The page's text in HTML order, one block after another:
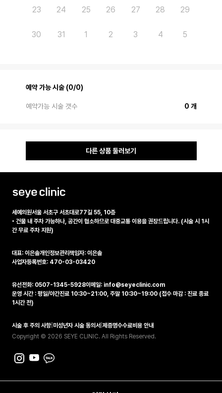
23 24 25 26 27 28 29
30 31 1 2 3 4 5
예약 가능 시술 (0/0)
예약가능 시술 갯수 0 개
다른 상품 둘러보기
세예의원서울 서초구 서초대로77길 55, 10층
• 건물 내 주차 가능하나, 공간이 협소하므로 대중교통 이용을 권장드립니다. (시술 시 1시
간 무료 주차 지원)
대표: 이은솔개인정보관리책임자: 이은솔
사업자등록번호: 470-03-03420
유선전화: 0507-1345-5928이메일: info@seyeclinic.com
운영 시간 : 평일/야간진료 10:30~21:00, 주말 10:30~19:00 (접수 마감 : 진료 종료
1시간 전)
시술 후 주의 사항| 미성년자 시술 동의서 제증명수수료비용 안내
Copyright © 2026 SEYE CLINIC. All Rights Reserved.